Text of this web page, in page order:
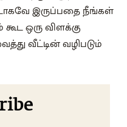
இருப்பதை நீங்கள்
ஒரு விளக்கு
வீட்டின் வழிபடும்